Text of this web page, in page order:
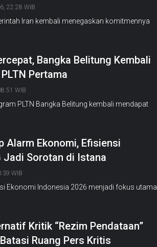
22:28 WIB
Iran kembali menegaskan komitmennya
Bangka Belitung Kembali
Pertama
WIB
PLTN Bangka Belitung kembali mendapat
Alarm Ekonomi, Efisiensi
Jadi Sorotan di Istana
WIB
Ekonomi Indonesia 2026 menjadi fokus utama
Kritik “Rezim Pendataan”
Ruang Pers Kritis